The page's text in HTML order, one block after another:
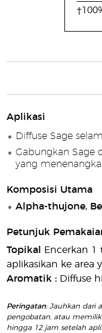
Aplikasi
Diffuse Sage
Gabungkan Sage
yang
Komposisi Utama
Alpha-thujone,
Petunjuk
Topikal
Encerkan 1
aplikasikan ke area
Aromatik : Diffuse
Peringatan: Jauhkan dari
pengobatan, atau
hingga 12 jam setelah